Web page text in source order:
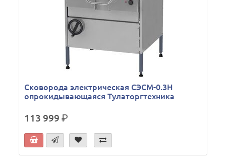
Сковорода электрическая СЭСМ-0.3Н
опрокидывающаяся Тулаторгтехника
113 999р.